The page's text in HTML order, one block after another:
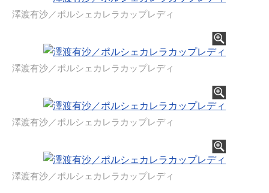
澤渡有沙／ポルシェカレラカップレディ
澤渡有沙／ポルシェカレラカップレディ
澤渡有沙／ポルシェカレラカップレディ
澤渡有沙／ポルシェカレラカップレディ